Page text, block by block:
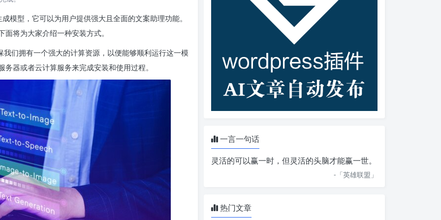
模型，它可以为用户提供强大且全面的文案助理功能。
将为大家介绍一种安装方式。
们拥有一个强大的计算资源，以便能够顺利运行这一模
器或者云计算服务来完成安装和使用过程。
一言一句话
灵活的可以赢一时，但灵活的头脑才能赢一世。
-「英雄联盟 」
热门文章